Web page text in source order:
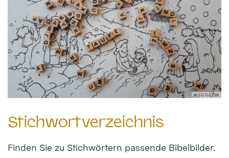
© EG für EBK
Stichwortverzeichnis
Finden Sie zu Stichwörtern passende Bibelbilder.